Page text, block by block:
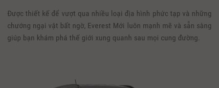
Được thiết kế để vượt qua nhiều loại địa hình phức tạp và những
chướng ngại vật bất ngờ, Everest Mới luôn mạnh mẽ và sẵn sàng
giúp bạn khám phá thế giới xung quanh sau mọi cung đường.